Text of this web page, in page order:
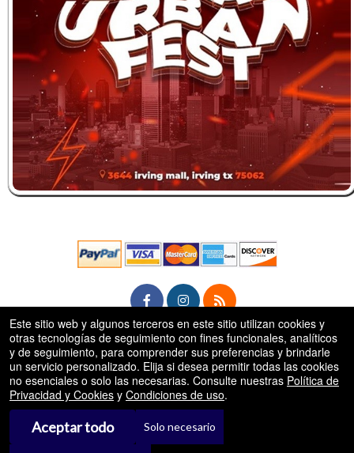
© Todos los Derechos Reservados.
50.28.84.148
Condiciones de uso
Este sitio web y algunos terceros en este sitio utilizan cookies y
otras tecnologías de seguimiento con fines funcionales, analíticos
y de seguimiento, para comprender sus preferencias y brindarle
un servicio personalizado. Elija si desea permitir todas las cookies
no esenciales o solo las necesarias. Consulte nuestras Política de
Privacidad y Cookies y Condiciones de uso.
Aceptar todo Solo necesario